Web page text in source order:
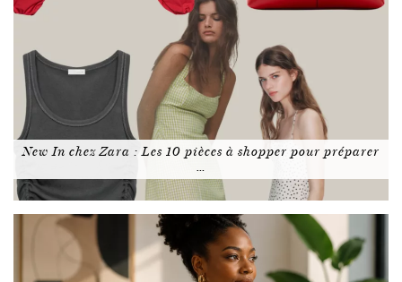
New In chez Zara : Les 10 pièces à shopper pour préparer
…